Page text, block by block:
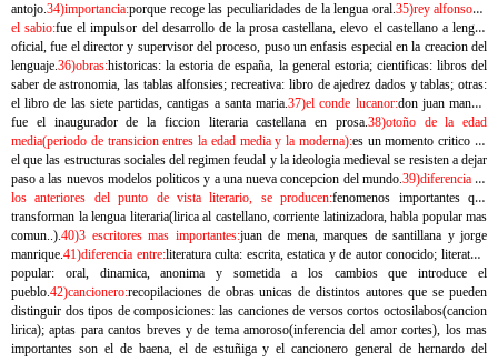
antojo.34)importancia:porque recoge las peculiaridades de la lengua oral.35)rey alfonso X
el sabio:fue el impulsor del desarrollo de la prosa castellana, elevo el castellano a lengua
oficial, fue el director y supervisor del proceso, puso un enfasis especial en la creacion del
lenguaje.36)obras:historicas: la estoria de españa, la general estoria; cientificas: libros del
saber de astronomia, las tablas alfonsies; recreativa: libro de ajedrez dados y tablas; otras:
el libro de las siete partidas, cantigas a santa maria.37)el conde lucanor:don juan manuel
fue el inaugurador de la ficcion literaria castellana en prosa.38)otoño de la edad
media(periodo de transicion entres la edad media y la moderna):es un momento critico en
el que las estructuras sociales del regimen feudal y la ideologia medieval se resisten a dejar
paso a las nuevos modelos politicos y a una nueva concepcion del mundo.39)diferencia de
los anteriores del punto de vista literario, se producen:fenomenos importantes que
transforman la lengua literaria(lirica al castellano, corriente latinizadora, habla popular mas
comun..).40)3 escritores mas importantes:juan de mena, marques de santillana y jorge
manrique.41)diferencia entre:literatura culta: escrita, estatica y de autor conocido; literatura
popular: oral, dinamica, anonima y sometida a los cambios que introduce el
pueblo.42)cancionero:recopilaciones de obras unicas de distintos autores que se pueden
distinguir dos tipos de composiciones: las canciones de versos cortos octosilabos(cancion
lirica); aptas para cantos breves y de tema amoroso(inferencia del amor cortes), los mas
importantes son el de baena, el de estuñiga y el cancionero general de hernardo del